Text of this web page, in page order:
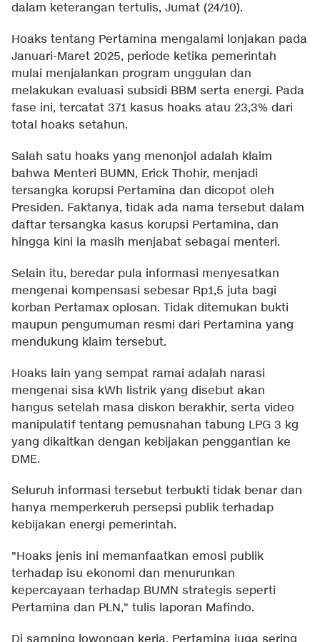
dalam keterangan tertulis, Jumat (24/10).
Hoaks tentang Pertamina mengalami lonjakan pada
Januari-Maret 2025, periode ketika pemerintah
mulai menjalankan program unggulan dan
melakukan evaluasi subsidi BBM serta energi. Pada
fase ini, tercatat 371 kasus hoaks atau 23,3% dari
total hoaks setahun.
Salah satu hoaks yang menonjol adalah klaim
bahwa Menteri BUMN, Erick Thohir, menjadi
tersangka korupsi Pertamina dan dicopot oleh
Presiden. Faktanya, tidak ada nama tersebut dalam
daftar tersangka kasus korupsi Pertamina, dan
hingga kini ia masih menjabat sebagai menteri.
Selain itu, beredar pula informasi menyesatkan
mengenai kompensasi sebesar Rp1,5 juta bagi
korban Pertamax oplosan. Tidak ditemukan bukti
maupun pengumuman resmi dari Pertamina yang
mendukung klaim tersebut.
Hoaks lain yang sempat ramai adalah narasi
mengenai sisa kWh listrik yang disebut akan
hangus setelah masa diskon berakhir, serta video
manipulatif tentang pemusnahan tabung LPG 3 kg
yang dikaitkan dengan kebijakan penggantian ke
DME.
Seluruh informasi tersebut terbukti tidak benar dan
hanya memperkeruh persepsi publik terhadap
kebijakan energi pemerintah.
"Hoaks jenis ini memanfaatkan emosi publik
terhadap isu ekonomi dan menurunkan
kepercayaan terhadap BUMN strategis seperti
Pertamina dan PLN," tulis laporan Mafindo.